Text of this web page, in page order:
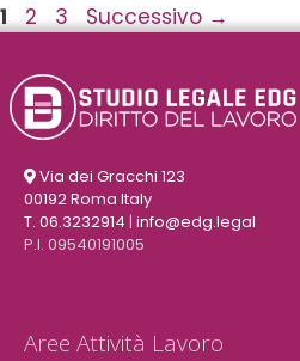
1 2 3 Successivo →
Via dei Gracchi 123
00192 Roma Italy
T. 06.3232914 | info@edg.legal
P.I. 09540191005
Aree Attività Lavoro